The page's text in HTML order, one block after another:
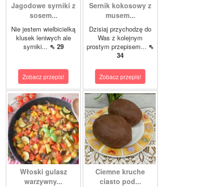
Jagodowe syrniki z
sosem...
Nie jestem wielbicielką
klusek leniwych ale
syrniki... ⇖ 29
Zobacz przepis!
Sernik kokosowy z
musem...
Dzisiaj przychodzę do
Was z kolejnym
prostym przepisem... ⇖
34
Zobacz przepis!
Włoski gulasz
warzywny...
Ciemne kruche
ciasto pod...